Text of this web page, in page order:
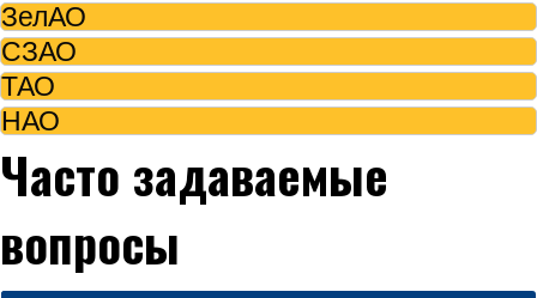
ЗелАО
СЗАО
ТАО
НАО
Часто задаваемые
вопросы